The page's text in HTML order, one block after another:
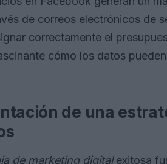
de correos electrónicos de
correctamente el
cómo los datos
de una
de marketing digitalexitosa